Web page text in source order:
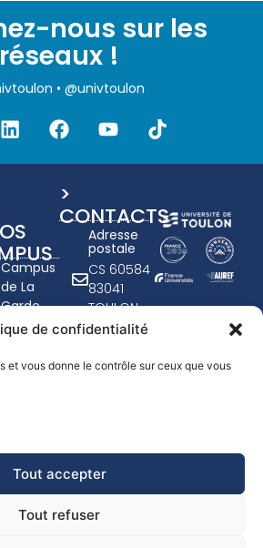
de confidentialité
et vous donne le contrôle sur ceux que vous
Tout accepter
Tout refuser
nous sur les
réseaux !
• @univtoulon
>
CONTACTS
Adresse
postale
CS 60584
83041
TOULON
CEDEX 9
94 14 20
Formulaire
de
contact
Campus
de La
Garde
Campus
- Porte
Draguignan